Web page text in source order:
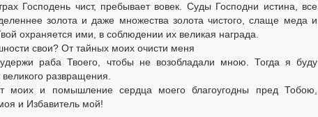
Господень чист, пребывает вовек. Суды Господни истина, все
золота и даже множества золота чистого, слаще меда и
охраняется ими, в соблюдении их великая награда.
свои? От тайных моих очисти меня
раба Твоего, чтобы не возобладали мною. Тогда я буду
развращения.
моих и помышление сердца моего благоугодны пред Тобою,
и Избавитель мой!